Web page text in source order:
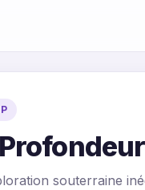
souterraine